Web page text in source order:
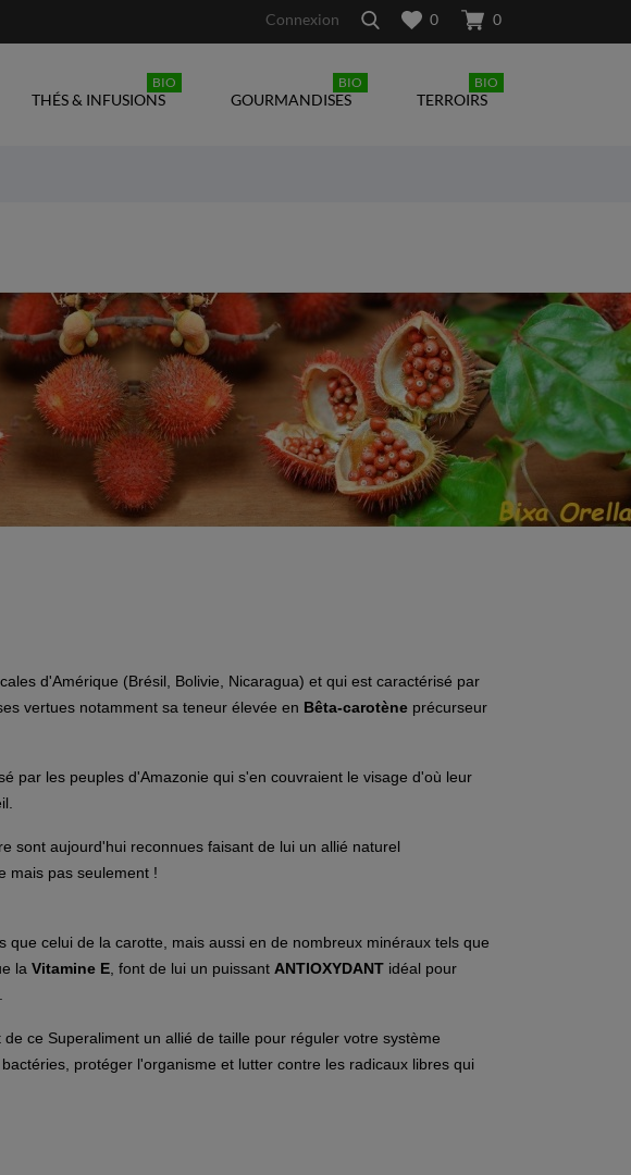
Connexion 0 0
THÉS & INFUSIONS
BIO
GOURMANDISES
BIO
TERROIRS
BIO
d'Amérique (Brésil, Bolivie, Nicaragua) et qui est caractérisé par
vertues notamment sa teneur élevée en Bêta-carotène précurseur
par les peuples d'Amazonie qui s'en couvraient le visage d'où leur
sont aujourd'hui reconnues faisant de lui un allié naturel
mais pas seulement !
que celui de la carotte, mais aussi en de nombreux minéraux tels que
la Vitamine E , font de lui un puissant ANTIOXYDANT idéal pour
ce Superaliment un allié de taille pour réguler votre système
protéger l'organisme et lutter contre les radicaux libres qui